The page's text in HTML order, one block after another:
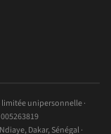
unipersonnelle ·
005263819
Dakar, Sénégal ·